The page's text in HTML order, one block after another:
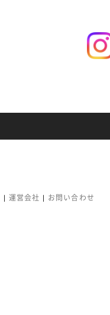
運営会社
お問い合わせ